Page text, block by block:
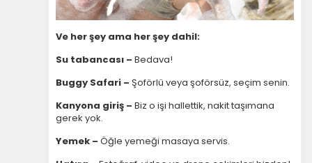
Ve her şey ama her şey dahil:
Su tabancası – Bedava!
Buggy Safari – Şoförlü veya şoförsüz, seçim senin.
Kanyona giriş – Biz o işi hallettik, nakit taşımana
gerek yok.
Yemek – Öğle yemeği masaya servis.